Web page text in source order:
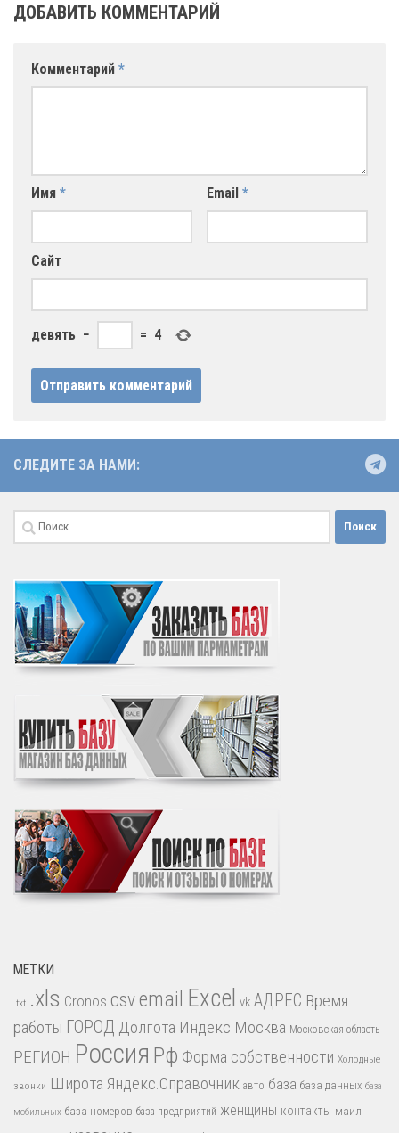
ДОБАВИТЬ КОММЕНТАРИЙ
Комментарий *
Имя * Email *
Сайт
девять − = 4
СЛЕДИТЕ ЗА НАМИ:
Найти:
МЕТКИ
.txt .xls Cronos csvemail Excel vk АДРЕС Время
работы ГОРОД Долгота Индекс Москва Московская область
РЕГИОН Россия Рф Форма собственности Холодные
звонки Широта Яндекс.Справочник авто база база данных база
мобильных база номеров база предприятий женщины контакты маил